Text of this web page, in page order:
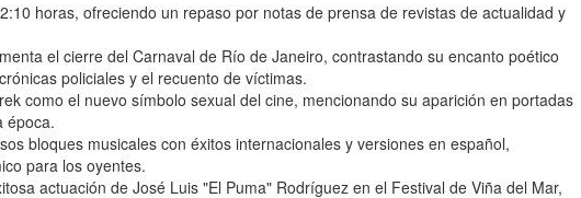
horas, ofreciendo un repaso por notas de prensa de revistas de actualidad y
el cierre del Carnaval de Río de Janeiro, contrastando su encanto poético
policiales y el recuento de víctimas.
como el nuevo símbolo sexual del cine, mencionando su aparición en portadas
época.
bloques musicales con éxitos internacionales y versiones en español,
para los oyentes.
actuación de José Luis "El Puma" Rodríguez en el Festival de Viña del Mar,